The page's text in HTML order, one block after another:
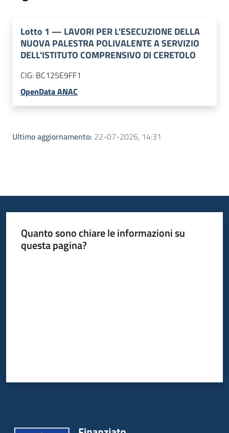
Lotto 1 — LAVORI PER L'ESECUZIONE DELLA
NUOVA PALESTRA POLIVALENTE A SERVIZIO
DELL'ISTITUTO COMPRENSIVO DI CERETOLO
CIG: BC125E9FF1
OpenData ANAC
Ultimo aggiornamento: 22-07-2026, 14:31
Quanto sono chiare le informazioni su
questa pagina?